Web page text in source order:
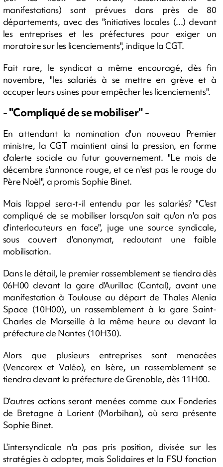
manifestations) sont prévues dans près de 80
départements, avec des "initiatives locales (...) devant
les entreprises et les préfectures pour exiger un
moratoire sur les licenciements", indique la CGT.
Fait rare, le syndicat a même encouragé, dès fin
novembre, "les salariés à se mettre en grève et à
occuper leurs usines pour empêcher les licenciements".
- "Compliqué de se mobiliser" -
En attendant la nomination d'un nouveau Premier
ministre, la CGT maintient ainsi la pression, en forme
d'alerte sociale au futur gouvernement. "Le mois de
décembre s'annonce rouge, et ce n'est pas le rouge du
Père Noël", a promis Sophie Binet.
Mais l'appel sera-t-il entendu par les salariés? "C'est
compliqué de se mobiliser lorsqu'on sait qu'on n'a pas
d'interlocuteurs en face", juge une source syndicale,
sous couvert d'anonymat, redoutant une faible
mobilisation.
Dans le détail, le premier rassemblement se tiendra dès
06H00 devant la gare d'Aurillac (Cantal), avant une
manifestation à Toulouse au départ de Thales Alenia
Space (10H00), un rassemblement à la gare Saint-
Charles de Marseille à la même heure ou devant la
préfecture de Nantes (10H30).
Alors que plusieurs entreprises sont menacées
(Vencorex et Valéo), en Isère, un rassemblement se
tiendra devant la préfecture de Grenoble, dès 11H00.
D'autres actions seront menées comme aux Fonderies
de Bretagne à Lorient (Morbihan), où sera présente
Sophie Binet.
L'intersyndicale n'a pas pris position, divisée sur les
stratégies à adopter, mais Solidaires et la FSU fonction